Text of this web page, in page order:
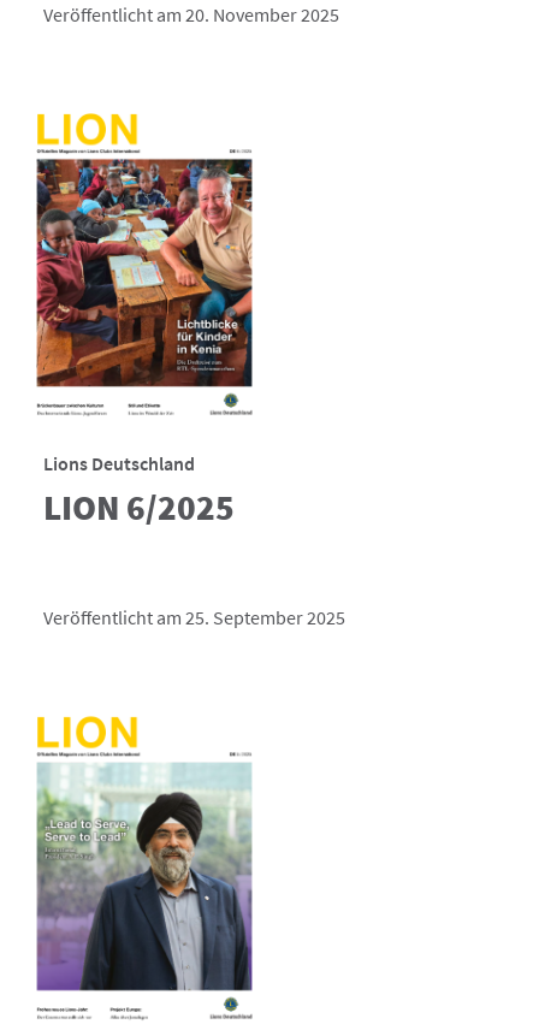
Veröffentlicht am 20. November 2025
Lions Deutschland
LION 6/2025
Veröffentlicht am 25. September 2025